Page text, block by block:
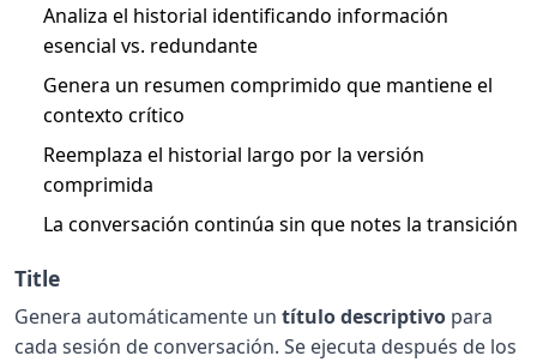
Analiza el historial identificando información
esencial vs. redundante
Genera un resumen comprimido que mantiene el
contexto crítico
Reemplaza el historial largo por la versión
comprimida
La conversación continúa sin que notes la transición
Title
Genera automáticamente un título descriptivo para
cada sesión de conversación. Se ejecuta después de los